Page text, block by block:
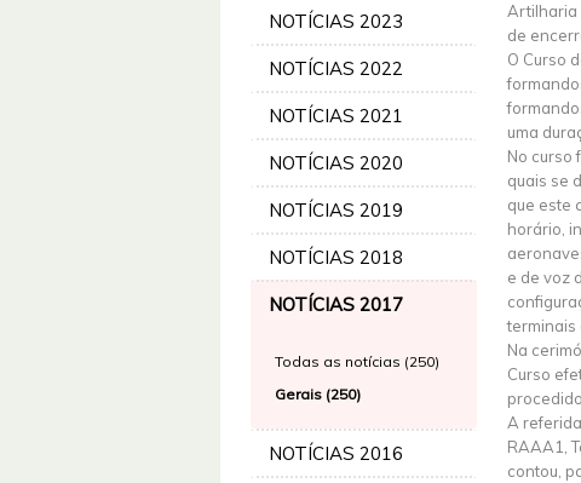
NOTÍCIAS 2023
NOTÍCIAS 2022
NOTÍCIAS 2021
NOTÍCIAS 2020
NOTÍCIAS 2019
NOTÍCIAS 2018
NOTÍCIAS 2017
Todas as notícias (250)
Gerais (250)
NOTÍCIAS 2016
Artilharia
de
O Curso
uma
No curso
quais se
que este
horário,
e de voz
terminais
Na
Curso
A
RAAA1,
contou,